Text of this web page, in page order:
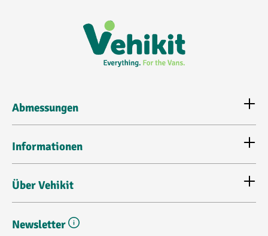
Abmessungen
Informationen
Über Vehikit
Newsletter